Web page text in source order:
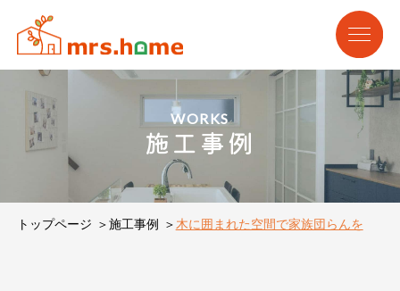
WORKS
施工事例
トップページ 施工事例 木に囲まれた空間で家族団らんを